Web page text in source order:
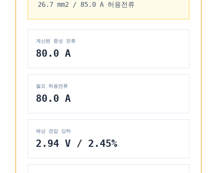
26.7 mm2 / 85.0 A 허용전류
계산된 중성 전류
80.0 A
필요 허용전류
80.0 A
예상 전압 강하
2.94 V / 2.45%